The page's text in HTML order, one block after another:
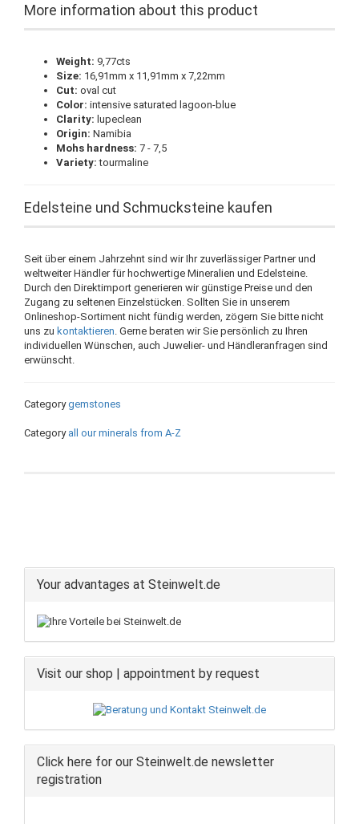
More information about this product
Weight: 9,77cts
Size: 16,91mm x 11,91mm x 7,22mm
Cut: oval cut
Color: intensive saturated lagoon-blue
Clarity: lupeclean
Origin: Namibia
Mohs hardness: 7 - 7,5
Variety: tourmaline
Edelsteine und Schmucksteine kaufen
Seit über einem Jahrzehnt sind wir Ihr zuverlässiger Partner und
weltweiter Händler für hochwertige Mineralien und Edelsteine.
Durch den Direktimport generieren wir günstige Preise und den
Zugang zu seltenen Einzelstücken. Sollten Sie in unserem
Onlineshop-Sortiment nicht fündig werden, zögern Sie bitte nicht
uns zu kontaktieren. Gerne beraten wir Sie persönlich zu Ihren
individuellen Wünschen, auch Juwelier- und Händleranfragen sind
erwünscht.
Category gemstones
Category all our minerals from A-Z
Your advantages at Steinwelt.de
Visit our shop | appointment by request
Click here for our Steinwelt.de newsletter
registration